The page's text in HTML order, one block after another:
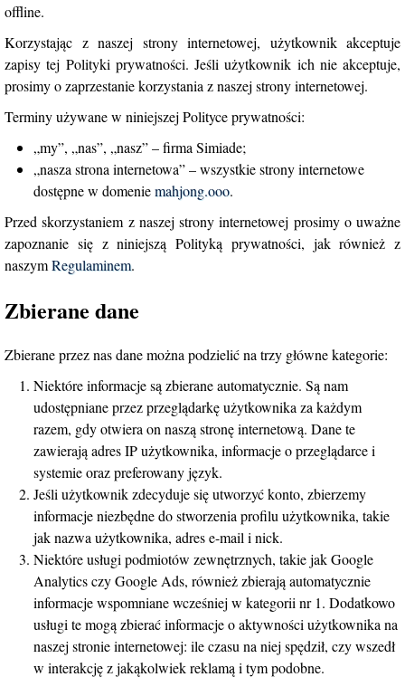
offline.
Korzystając z naszej strony internetowej, użytkownik akceptuje
zapisy tej Polityki prywatności. Jeśli użytkownik ich nie akceptuje,
prosimy o zaprzestanie korzystania z naszej strony internetowej.
Terminy używane w niniejszej Polityce prywatności:
„my”, „nas”, „nasz” – firma Simiade;
„nasza strona internetowa” – wszystkie strony internetowe
dostępne w domeniemahjong.ooo.
Przed skorzystaniem z naszej strony internetowej prosimy o uważne
zapoznanie się z niniejszą Polityką prywatności, jak również z
naszymRegulaminem.
Zbierane dane
Zbierane przez nas dane można podzielić na trzy główne kategorie:
Niektóre informacje są zbierane automatycznie. Są nam
udostępniane przez przeglądarkę użytkownika za każdym
razem, gdy otwiera on naszą stronę internetową. Dane te
zawierają adres IP użytkownika, informacje o przeglądarce i
systemie oraz preferowany język.
Jeśli użytkownik zdecyduje się utworzyć konto, zbierzemy
informacje niezbędne do stworzenia profilu użytkownika, takie
jak nazwa użytkownika, adres e-mail i nick.
Niektóre usługi podmiotów zewnętrznych, takie jak Google
Analytics czy Google Ads, również zbierają automatycznie
informacje wspomniane wcześniej w kategorii nr 1. Dodatkowo
usługi te mogą zbierać informacje o aktywności użytkownika na
naszej stronie internetowej: ile czasu na niej spędził, czy wszedł
w interakcję z jakąkolwiek reklamą i tym podobne.